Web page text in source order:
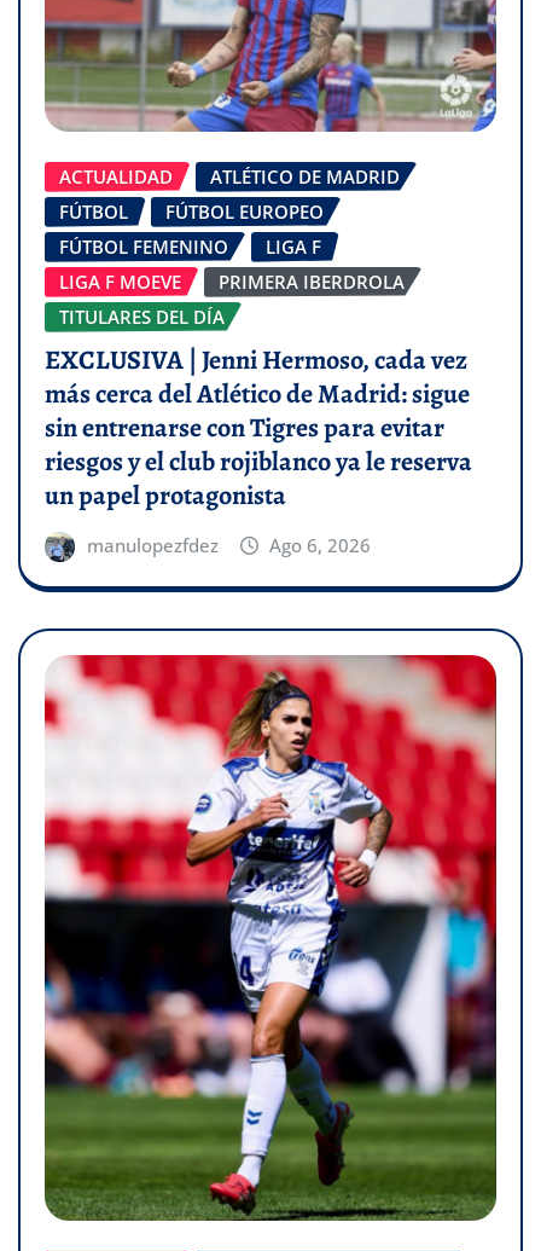
ACTUALIDAD
ATLÉTICO DE MADRID
FÚTBOL
FÚTBOL EUROPEO
FÚTBOL FEMENINO
LIGA F
LIGA F MOEVE
PRIMERA IBERDROLA
TITULARES DEL DÍA
EXCLUSIVA | Jenni Hermoso, cada vez
más cerca del Atlético de Madrid: sigue
sin entrenarse con Tigres para evitar
riesgos y el club rojiblanco ya le reserva
un papel protagonista
manulopezfdez Ago 6, 2026